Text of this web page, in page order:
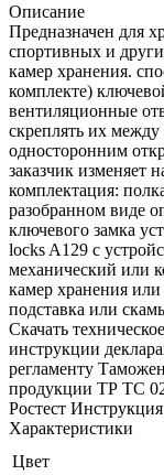
Описание
Предназначен для
спортивных и
камер хранения.
комплекте)
вентиляционные
скреплять их
односторонним
заказчик изменяет
комплектация:
разобранном виде
ключевого замка
locks A129 с
механический или
камер хранения
подставка или
Скачать
инструкции
регламенту
продукции ТР ТС
Ростест
Характеристики
Цвет